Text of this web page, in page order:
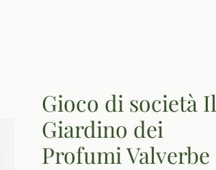
Gioco di società Il
Giardino dei
Profumi Valverbe